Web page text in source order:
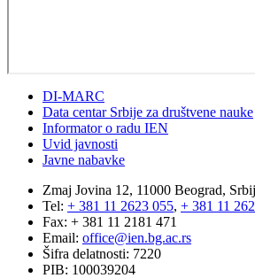
DI-MARC
Data centar Srbije za društvene nauke
Informator o radu IEN
Uvid javnosti
Javne nabavke
Zmaj Jovina 12, 11000 Beograd,
Tel: + 381 11 2623 055, + 381 11
Fax: + 381 11 2181 471
Email: office@ien.bg.ac.rs
Šifra delatnosti: 7220
PIB: 100039204